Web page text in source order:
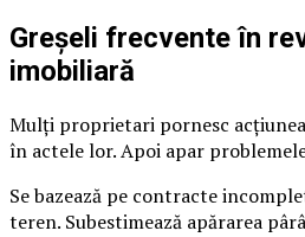
Greșeli frecvente în
imobiliară
Mulți proprietari pornesc
în actele lor. Apoi apar
Se bazează pe contracte
teren. Subestimează apărarea